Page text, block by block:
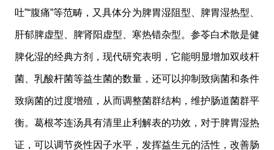
吐”“腹痛”等范畴，又具体分为脾胃湿阻型、脾胃湿热型、
肝郁脾虚型、脾肾阳虚型、寒热错杂型。参苓白术散是健
脾化湿的经典方剂，现代研究表明，它能明显增加双歧杆
菌、乳酸杆菌等益生菌的数量，还可以抑制致病菌和条件
致病菌的过度增殖，从而调整菌群结构，维护肠道菌群平
衡。葛根芩连汤具有清里止利解表的功效，对于脾胃湿热
证，可以调节炎性因子水平，发挥益生元的活性，改善肠